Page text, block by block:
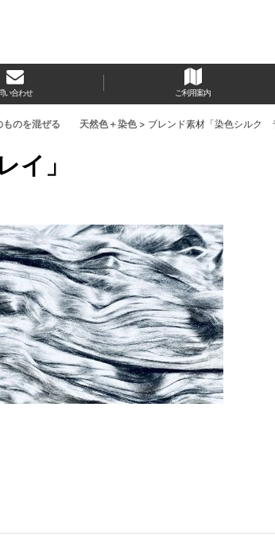
い合わせ ご利用案内
ものを混ぜる 天然色＋染色 > ブレンド素材「染色シルク
イ」